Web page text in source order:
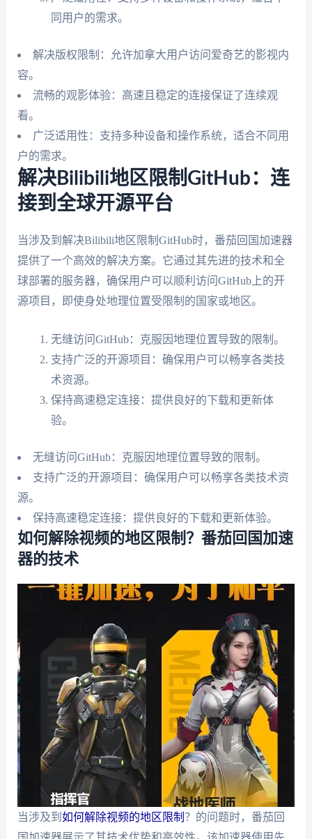
同用户的需求。
解决版权限制：允许加拿大用户访问爱奇艺的影视内
容。
流畅的观影体验：高速且稳定的连接保证了连续观
看。
广泛适用性：支持多种设备和操作系统，适合不同用
户的需求。
解决Bilibili地区限制GitHub：连
接到全球开源平台
当涉及到解决Bilibili地区限制GitHub时，番茄回国加速器
提供了一个高效的解决方案。它通过其先进的技术和全
球部署的服务器，确保用户可以顺利访问GitHub上的开
源项目，即使身处地理位置受限制的国家或地区。
无缝访问GitHub：克服因地理位置导致的限制。
支持广泛的开源项目：确保用户可以畅享各类技
术资源。
保持高速稳定连接：提供良好的下载和更新体
验。
无缝访问GitHub：克服因地理位置导致的限制。
支持广泛的开源项目：确保用户可以畅享各类技术资
源。
保持高速稳定连接：提供良好的下载和更新体验。
如何解除视频的地区限制？番茄回国加速
器的技术
当涉及到 如何解除视频的地区限制 ？的问题时，番茄回